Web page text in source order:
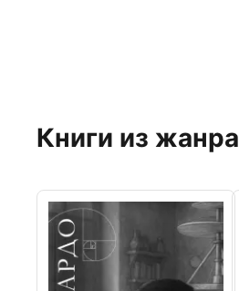
Книги из жанра